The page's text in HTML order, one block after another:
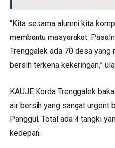
“Kita sesama alumni kita
membantu masyarakat.
Trenggalek ada 70 desa yang
bersih terkena kekeringan,”
KAUJE Korda Trenggalek
air bersih yang sangat urgent
Panggul. Total ada 4 tangki
kedepan.